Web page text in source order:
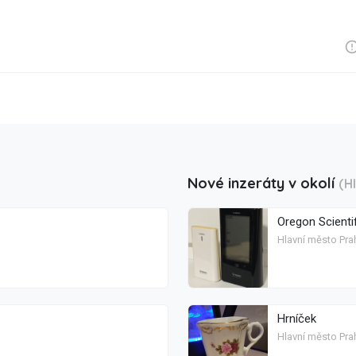
Nové inzeráty v okolí
Oregon
Hlavní město
Hrníček
Hlavní město